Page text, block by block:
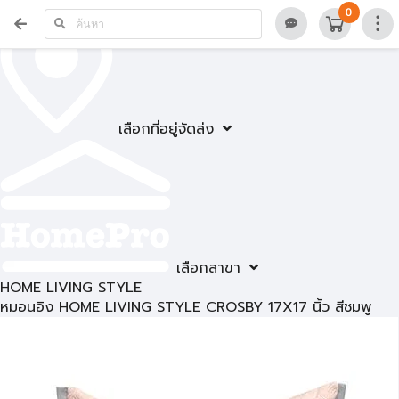
เลือกที่อยู่จัดส่ง
เลือกสาขา
0
HOME LIVING STYLE
หมอนอิง HOME LIVING STYLE CROSBY 17X17 นิ้ว สีชมพู